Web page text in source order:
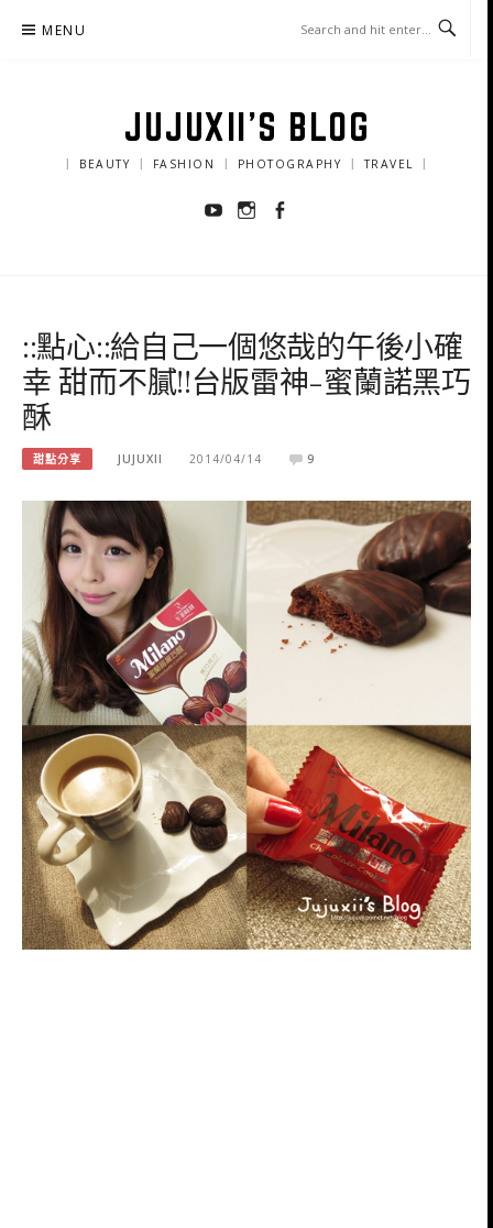
MENU
JUJUXII'S BLOG
｜ BEAUTY ｜ FASHION ｜ PHOTOGRAPHY ｜ TRAVEL ｜
YoutubeInstagram
::點心::給自己一個悠哉的午後小確
幸 甜而不膩!!台版雷神-蜜蘭諾黑巧
酥
甜點分享 JUJUXII 2014/04/14 9